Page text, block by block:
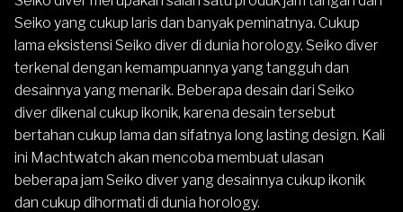
Seiko yang cukup laris dan banyak peminatnya. Cukup
lama eksistensi Seiko diver di dunia horology. Seiko diver
terkenal dengan kemampuannya yang tangguh dan
desainnya yang menarik. Beberapa desain dari Seiko
diver dikenal cukup ikonik, karena desain tersebut
bertahan cukup lama dan sifatnya long lasting design. Kali
ini Machtwatch akan mencoba membuat ulasan
beberapa jam Seiko diver yang desainnya cukup ikonik
dan cukup dihormati di dunia horology.